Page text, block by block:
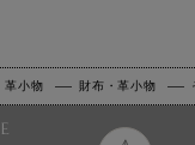
革小物 財布・革小物